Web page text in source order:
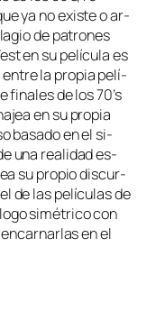
ya no exis­te o ar­
de pa­tro­nes
en su pe­lí­cu­la es
la pro­pia pe­lí­
fi­na­les de los 70’s
en su pro­pia
ba­sa­do en el si­
una reali­dad es­
su pro­pio dis­cur­
de las pe­lí­cu­las de
si­mé­tri­co con
en el